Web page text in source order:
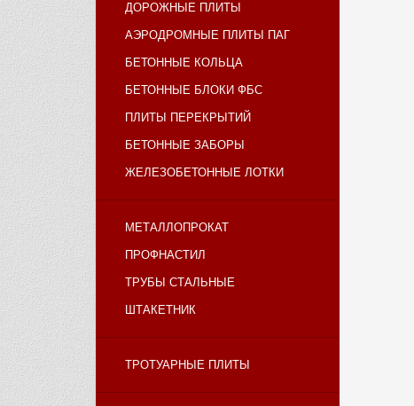
ДОРОЖНЫЕ ПЛИТЫ
АЭРОДРОМНЫЕ ПЛИТЫ ПАГ
БЕТОННЫЕ КОЛЬЦА
БЕТОННЫЕ БЛОКИ ФБС
ПЛИТЫ ПЕРЕКРЫТИЙ
БЕТОННЫЕ ЗАБОРЫ
ЖЕЛЕЗОБЕТОННЫЕ ЛОТКИ
МЕТАЛЛОПРОКАТ
ПРОФНАСТИЛ
ТРУБЫ СТАЛЬНЫЕ
ШТАКЕТНИК
ТРОТУАРНЫЕ ПЛИТЫ